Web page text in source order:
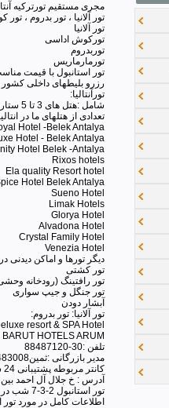
مجری مستقیم تورترکیه
تور آلانیا ، تور بدروم ، تور کوش
تور آلانیا
تورکوش اداسی
توربدروم
تورمارماریس
تور استانبول با قیمت
رزرو بلیطهای داخلی کشور
تورآنتالیا:
شامل :هتل های 3 تا 5 ستاره با صبحانه ناهار شام انواع نوشیدنیها استخر سونا جکوزی با بهترین امکانات تفریحی (پارک ابی - جت اسکی-سینما- امفی تاتر و غیره ) بصورت رایگان
تعدادی از هتلهای ما در
Hotel -Belek Antalya
Hotel - Belek Antalya
Hotel Belek -Antalya
Rixos hotels
Ela quality Resort hotel
Hotel Belek Antalya
Sueno Hotel
Limak Hotels
Glorya Hotel
Alvadona Hotel
Crystal Family Hotel
Venezia Hotel
دیگر تورها و اماکن دیدنی در
تور کشتی
تور رافتینگ (رودخانه
تور جنگل و جیپ سواری
آبشار دودن
تور آلانیا: تور بدروم:
resort & SPA Hotel
BARUT HOTELS ARUM
تلفن :30-88487120
مدیر بازرگانی :ثمین09122483008
کانتر مربوطه پشتیبانی 24 ساعته :
آدرس : خ جلال آل احمد بین
تور استانبول 2-3-7 شب در هتلهاس 3 تا 5 ستاره با صبحانه
اطلاعات کامل در مورد تور